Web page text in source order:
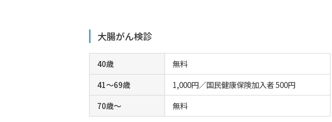
大腸がん検診
40歳
無料
41～69歳
1,000円／国民健康保険加入者 500円
70歳～
無料